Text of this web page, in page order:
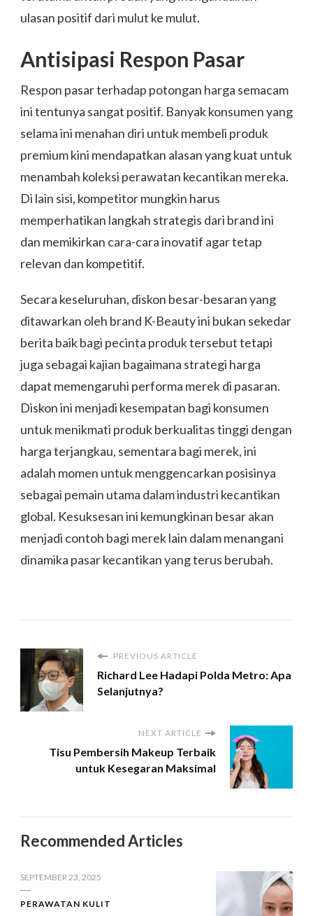
ulasan positif dari mulut ke mulut.
Antisipasi Respon Pasar
Respon pasar terhadap potongan harga semacam
ini tentunya sangat positif. Banyak konsumen yang
selama ini menahan diri untuk membeli produk
premium kini mendapatkan alasan yang kuat untuk
menambah koleksi perawatan kecantikan mereka.
Di lain sisi, kompetitor mungkin harus
memperhatikan langkah strategis dari brand ini
dan memikirkan cara-cara inovatif agar tetap
relevan dan kompetitif.
Secara keseluruhan, diskon besar-besaran yang
ditawarkan oleh brand K-Beauty ini bukan sekedar
berita baik bagi pecinta produk tersebut tetapi
juga sebagai kajian bagaimana strategi harga
dapat memengaruhi performa merek di pasaran.
Diskon ini menjadi kesempatan bagi konsumen
untuk menikmati produk berkualitas tinggi dengan
harga terjangkau, sementara bagi merek, ini
adalah momen untuk menggencarkan posisinya
sebagai pemain utama dalam industri kecantikan
global. Kesuksesan ini kemungkinan besar akan
menjadi contoh bagi merek lain dalam menangani
dinamika pasar kecantikan yang terus berubah.
PREVIOUS ARTICLE
Richard Lee Hadapi Polda Metro: Apa
Selanjutnya?
NEXT ARTICLE
Tisu Pembersih Makeup Terbaik
untuk Kesegaran Maksimal
Recommended Articles
SEPTEMBER 23, 2025
PERAWATAN KULIT